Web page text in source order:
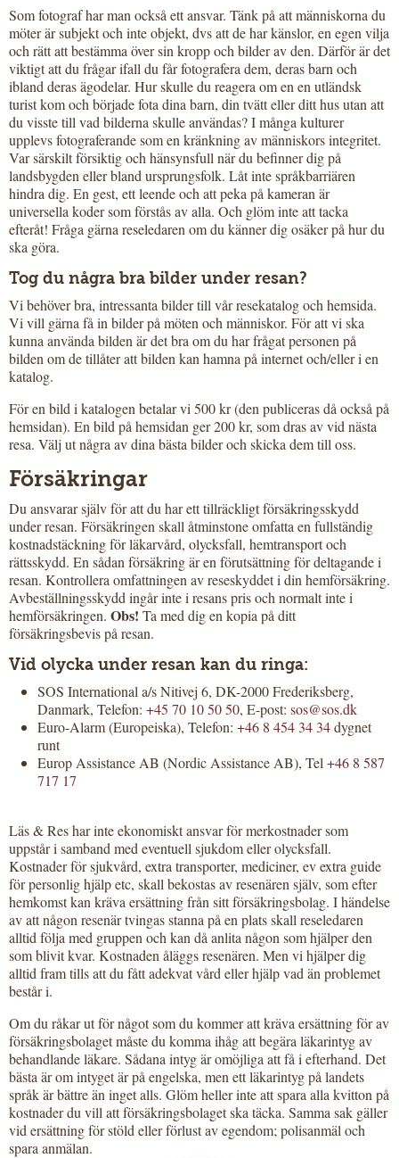
Som fotograf har man också ett ansvar. Tänk på att människorna du
möter är subjekt och inte objekt, dvs att de har känslor, en egen vilja
och rätt att bestämma över sin kropp och bilder av den. Därför är det
viktigt att du frågar ifall du får fotografera dem, deras barn och
ibland deras ägodelar. Hur skulle du reagera om en en utländsk
turist kom och började fota dina barn, din tvätt eller ditt hus utan att
du visste till vad bilderna skulle användas? I många kulturer
upplevs fotograferande som en kränkning av människors integritet.
Var särskilt försiktig och hänsynsfull när du befinner dig på
landsbygden eller bland ursprungsfolk. Låt inte språkbarriären
hindra dig. En gest, ett leende och att peka på kameran är
universella koder som förstås av alla. Och glöm inte att tacka
efteråt! Fråga gärna reseledaren om du känner dig osäker på hur du
ska göra.
Tog du några bra bilder under resan?
Vi behöver bra, intressanta bilder till vår resekatalog och hemsida.
Vi vill gärna få in bilder på möten och människor. För att vi ska
kunna använda bilden är det bra om du har frågat personen på
bilden om de tillåter att bilden kan hamna på internet och/eller i en
katalog.
För en bild i katalogen betalar vi 500 kr (den publiceras då också på
hemsidan). En bild på hemsidan ger 200 kr, som dras av vid nästa
resa. Välj ut några av dina bästa bilder och skicka dem till oss.
Försäkringar
Du ansvarar själv för att du har ett tillräckligt försäkringsskydd
under resan. Försäkringen skall åtminstone omfatta en fullständig
kostnadstäckning för läkarvård, olycksfall, hemtransport och
rättsskydd. En sådan försäkring är en förutsättning för deltagande i
resan. Kontrollera omfattningen av reseskyddet i din hemförsäkring.
Avbeställningsskydd ingår inte i resans pris och normalt inte i
hemförsäkringen. Obs! Ta med dig en kopia på ditt
försäkringsbevis på resan.
Vid olycka under resan kan du ringa:
SOS International a/s Nitivej 6, DK-2000 Frederiksberg,
Danmark, Telefon: +45 70 10 50 50, E-post: sos@sos.dk
Euro-Alarm (Europeiska), Telefon: +46 8 454 34 34dygnet
runt
Europ Assistance AB (Nordic Assistance AB), Tel +46 8 587
717 17
Läs & Res har inte ekonomiskt ansvar för merkostnader som
uppstår i samband med eventuell sjukdom eller olycksfall.
Kostnader för sjukvård, extra transporter, mediciner, ev extra guide
för personlig hjälp etc, skall bekostas av resenären själv, som efter
hemkomst kan kräva ersättning från sitt försäkringsbolag. I händelse
av att någon resenär tvingas stanna på en plats skall reseledaren
alltid följa med gruppen och kan då anlita någon som hjälper den
som blivit kvar. Kostnaden åläggs resenären. Men vi hjälper dig
alltid fram tills att du fått adekvat vård eller hjälp vad än problemet
består i.
Om du råkar ut för något som du kommer att kräva ersättning för av
försäkringsbolaget måste du komma ihåg att begära läkarintyg av
behandlande läkare. Sådana intyg är omöjliga att få i efterhand. Det
bästa är om intyget är på engelska, men ett läkarintyg på landets
språk är bättre än inget alls. Glöm heller inte att spara alla kvitton på
kostnader du vill att försäkringsbolaget ska täcka. Samma sak gäller
vid ersättning för stöld eller förlust av egendom; polisanmäl och
spara anmälan.